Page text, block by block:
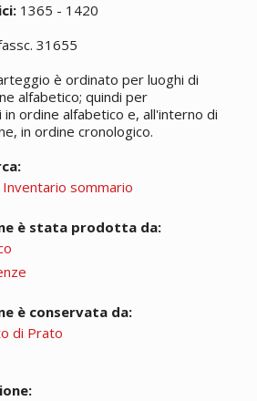
1365 - 1420
31655
è ordinato per luoghi di
alfabetico; quindi per
ordine alfabetico e, all'interno di
in ordine cronologico.
Inventario sommario
è stata prodotta da:
è conservata da:
di Prato